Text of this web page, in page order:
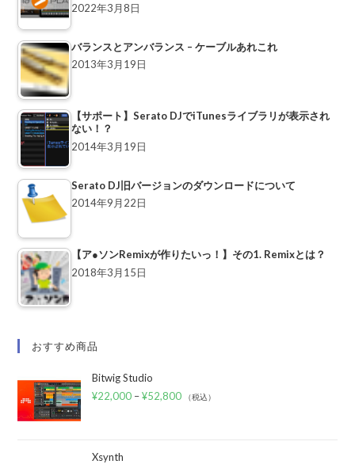
2022年3月8日
バランスとアンバランス – ケーブルあれこれ
2013年3月19日
【サポート】Serato DJでiTunesライブラリが表示され
ない！？
2014年3月19日
Serato DJ旧バージョンのダウンロードについて
2014年9月22日
【ア●ソンRemixが作りたいっ！】その1. Remixとは？
2018年3月15日
おすすめ商品
Bitwig Studio
¥22,000 –¥52,800 （税込）
Xsynth